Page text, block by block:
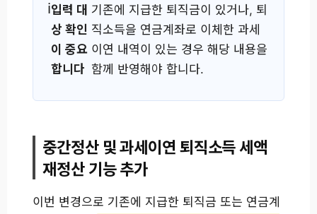
입력 대
상 확인
이 중요
합니다
기존에 지급한 퇴직금이 있거나, 퇴
직소득을 연금계좌로 이체한 과세
이연 내역이 있는 경우 해당 내용을
함께 반영해야 합니다.
중간정산 및 과세이연 퇴직소득 세액
재정산 기능 추가
이번 변경으로 기존에 지급한 퇴직금 또는 연금계